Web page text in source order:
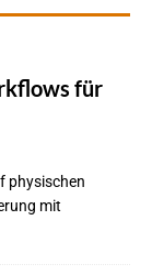
für
physischen
mit